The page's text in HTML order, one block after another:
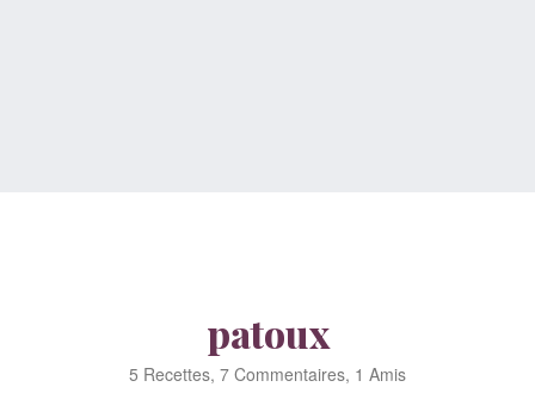
patoux
5 Recettes, 7 Commentaires, 1 Amis